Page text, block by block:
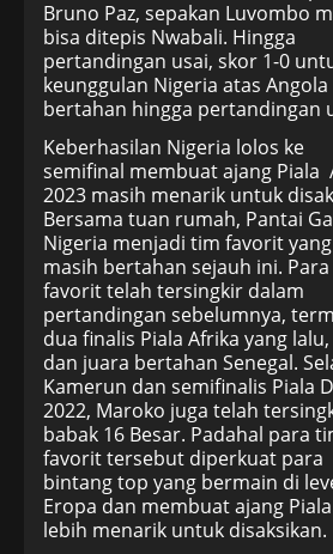
Bruno Paz, sepakan Luvombo
bisa ditepis Nwabali. Hingga
pertandingan usai, skor 1-0
keunggulan Nigeria atas Angola
bertahan hingga pertandingan
Keberhasilan Nigeria lolos ke
semifinal membuat ajang Piala
2023 masih menarik untuk
Bersama tuan rumah, Pantai
Nigeria menjadi tim favorit yang
masih bertahan sejauh ini.
favorit telah tersingkir dalam
pertandingan sebelumnya,
dua finalis Piala Afrika yang
dan juara bertahan Senegal.
Kamerun dan semifinalis Piala
2022, Maroko juga telah
babak 16 Besar. Padahal para
favorit tersebut diperkuat para
bintang top yang bermain di
Eropa dan membuat ajang
lebih menarik untuk disaksikan.